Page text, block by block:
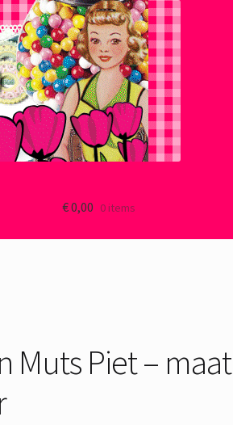
€0,00 0 items
Muts Piet – maat